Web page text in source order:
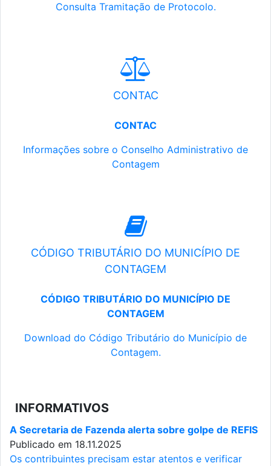
Consulta Tramitação de Protocolo.
CONTAC
CONTAC
Informações sobre o Conselho Administrativo de
Contagem
CÓDIGO TRIBUTÁRIO DO MUNICÍPIO DE
CONTAGEM
CÓDIGO TRIBUTÁRIO DO MUNICÍPIO DE
CONTAGEM
Download do Código Tributário do Município de
Contagem.
INFORMATIVOS
A Secretaria de Fazenda alerta sobre golpe de REFIS
Publicado em 18.11.2025
Os contribuintes precisam estar atentos e verificar